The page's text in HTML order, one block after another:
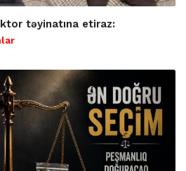
təyinatına etiraz: